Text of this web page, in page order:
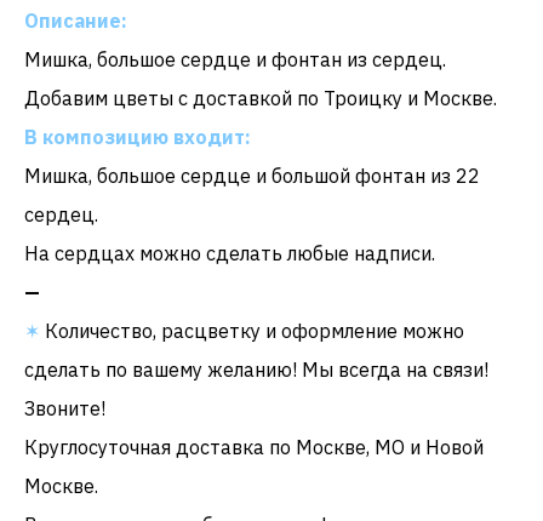
Описание:
Мишка, большое сердце и фонтан из сердец.
Добавим цветы с доставкой по Троицку и Москве.
В композицию входит:
Мишка, большое сердце и большой фонтан из 22
сердец.
На сердцах можно сделать любые надписи.
—
✶ Количество, расцветку и оформление можно
сделать по вашему желанию! Мы всегда на связи!
Звоните!
Круглосуточная доставка по Москве, МО и Новой
Москве.